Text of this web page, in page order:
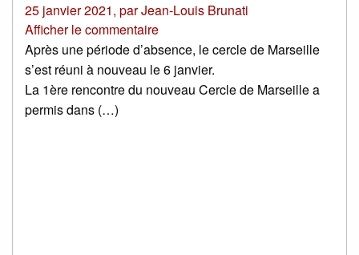
25 janvier 2021, parJean-Louis Brunati
Afficher le commentaire
Après une période d’absence, le cercle de Marseille
s’est réuni à nouveau le 6 janvier.
La 1ère rencontre du nouveau Cercle de Marseille a
permis dans (…)